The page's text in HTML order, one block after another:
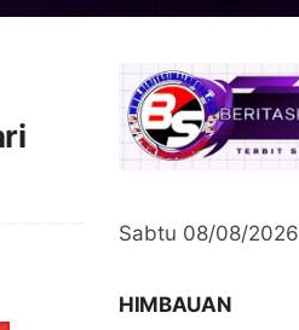
Sabtu 08/08/2026
HIMBAUAN